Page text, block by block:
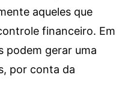
aqueles que
financeiro. Em
podem gerar uma
por conta da